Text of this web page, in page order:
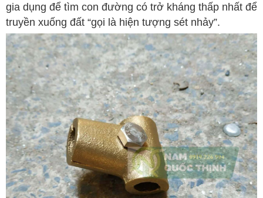
gia dụng để tìm con đường có trở kháng thấp nhất để
truyền xuống đất “gọi là hiện tượng sét nhảy”.